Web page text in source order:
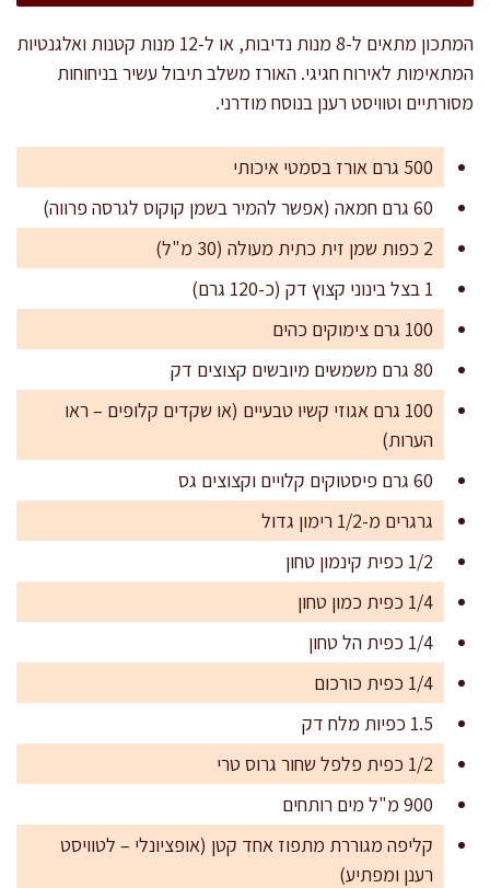
המתכון מתאים ל-8 מנות נדיבות, או ל-12 מנות קטנות ואלגנטיות
המתאימות לאירוח חגיגי. האורז משלב תיבול עשיר בניחוחות
מסורתיים וטוויסט רענן בנוסח מודרני.
500 גרם אורז בסמטי איכותי
60 גרם חמאה (אפשר להמיר בשמן קוקוס לגרסה פרווה)
2 כפות שמן זית כתית מעולה (30 מ"ל)
1 בצל בינוני קצוץ דק (כ-120 גרם)
100 גרם צימוקים כהים
80 גרם משמשים מיובשים קצוצים דק
100 גרם אגוזי קשיו טבעיים (או שקדים קלופים – ראו
הערות)
60 גרם פיסטוקים קלויים וקצוצים גס
גרגרים מ-1/2 רימון גדול
1/2 כפית קינמון טחון
1/4 כפית כמון טחון
1/4 כפית הל טחון
1/4 כפית כורכום
1.5 כפיות מלח דק
1/2 כפית פלפל שחור גרוס טרי
900 מ"ל מים רותחים
קליפה מגוררת מתפוז אחד קטן (אופציונלי – לטוויסט
רענן ומפתיע)